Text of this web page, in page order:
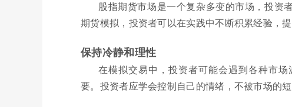
股指期货市场是一个复杂多变的市场，投资
期货模拟，投资者可以在实践中不断积累经验，
保持冷静和理性
在模拟交易中，投资者可能会遇到各种市
要。投资者应学会控制自己的情绪，不被市场的